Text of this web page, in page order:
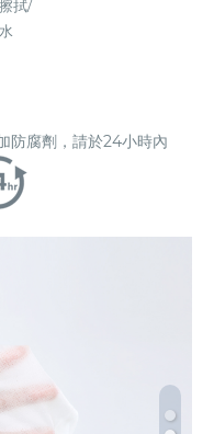
拭/
防腐劑，請於24小時內